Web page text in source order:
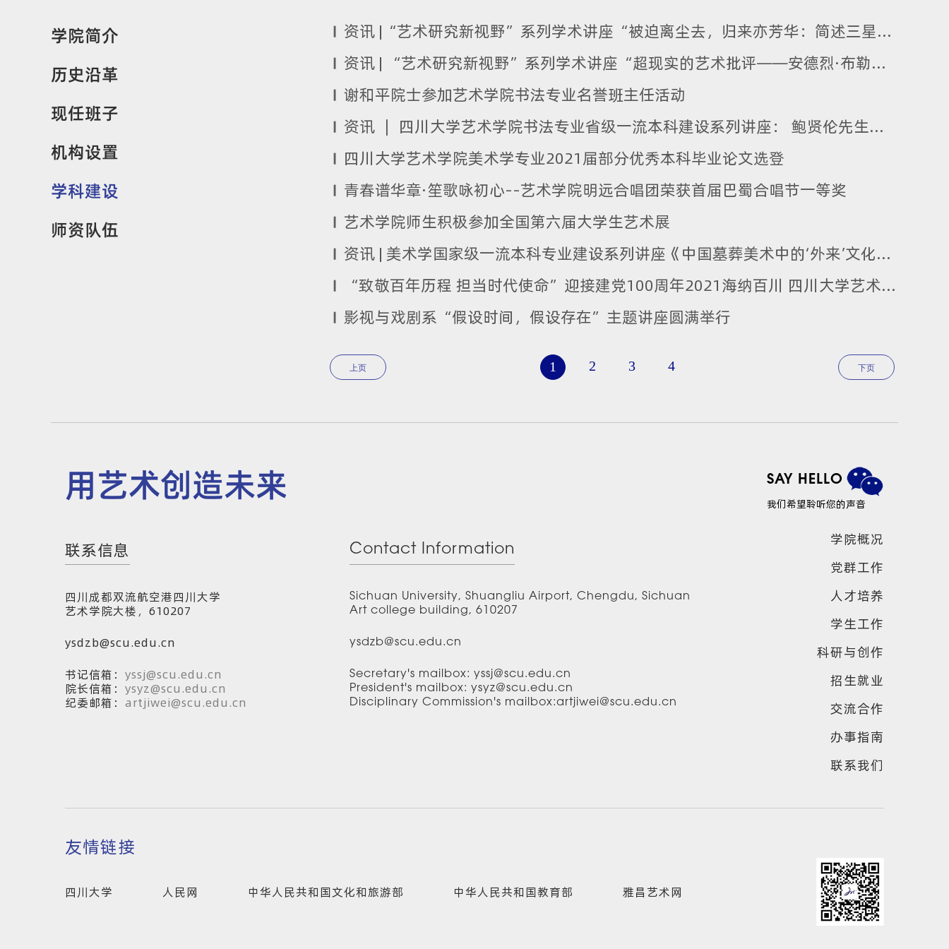
学院简介
历史沿革
现任班子
机构设置
学科建设
师资队伍
资讯 |“艺术研究新视野”系列学术讲座“被迫离尘去，归来亦芳华：简述三星堆及江口沉银出土部分金银文物的科技保护修复”顺利举办
资讯 | “艺术研究新视野”系列学术讲座“超现实的艺术批评——安德烈·布勒东与超现实主义艺术”顺利举行
谢和平院士参加艺术学院书法专业名誉班主任活动
资讯 ∣ 四川大学艺术学院书法专业省级一流本科建设系列讲座： 鲍贤伦先生受邀来我院讲座交流
四川大学艺术学院美术学专业2021届部分优秀本科毕业论文选登
青春谱华章·笙歌咏初心--艺术学院明远合唱团荣获首届巴蜀合唱节一等奖
艺术学院师生积极参加全国第六届大学生艺术展
资讯 | 美术学国家级一流本科专业建设系列讲座《中国墓葬美术中的‘外来’文化身影》成功举行
“致敬百年历程 担当时代使命”迎接建党100周年2021海纳百川 四川大学艺术学院师生作品展 顺利开幕
影视与戏剧系“假设时间，假设存在”主题讲座圆满举行
上页 1 2 3 4 下页
用艺术创造未来
联系信息
四川成都双流航空港四川大学
艺术学院大楼，610207
ysdzb@scu.edu.cn
书记信箱： yssj@scu.edu.cn
院长信箱： ysyz@scu.edu.cn
纪委邮箱： artjiwei@scu.edu.cn
Contact Information
Sichuan University, Shuangliu Airport, Chengdu, Sichuan
Art college building, 610207
ysdzb@scu.edu.cn
Secretary's mailbox: yssj@scu.edu.cn
President's mailbox: ysyz@scu.edu.cn
Disciplinary Commission's mailbox:artjiwei@scu.edu.cn
SAY HELLO
我们希望聆听您的声音
学院概况
党群工作
人才培养
学生工作
科研与创作
招生就业
交流合作
办事指南
联系我们
友情链接
四川大学 人民网 中华人民共和国文化和旅游部 中华人民共和国教育部 雅昌艺术网